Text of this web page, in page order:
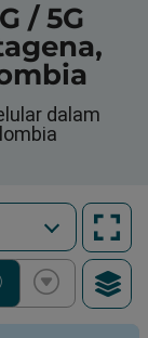
/ 5G
dalam